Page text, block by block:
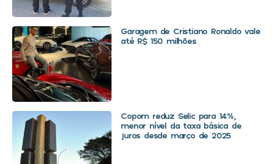
Garagem de Cristiano Ronaldo vale
até R$ 150 milhões
Copom reduz Selic para 14%,
menor nível da taxa básica de
juros desde março de 2025